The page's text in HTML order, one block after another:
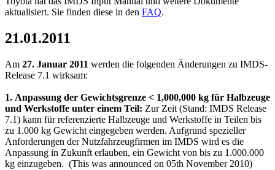
aktualisiert. Sie finden diese in den FAQ.
21.01.2011
Am 27. Januar 2011 werden die folgenden Änderungen zu IMDS-
Release 7.1 wirksam:
1. Anpassung der Gewichtsgrenze < 1,000,000 kg für Halbzeuge
und Werkstoffe unter einem Teil: Zur Zeit (Stand: IMDS Release
7.1) kann für referenzierte Halbzeuge und Werkstoffe in Teilen bis
zu 1.000 kg Gewicht eingegeben werden. Aufgrund spezieller
Anforderungen der Nutzfahrzeugfirmen im IMDS wird es die
Anpassung in Zukunft erlauben, ein Gewicht von bis zu 1.000.000
kg einzugeben. (This was announced on 05th November 2010)